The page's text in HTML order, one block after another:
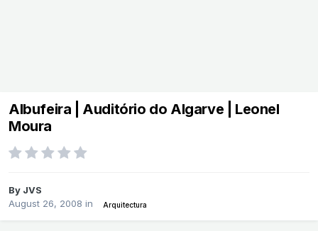
Albufeira | Auditório do Algarve | Leonel
Moura
By JVS
August 26, 2008 in Arquitectura